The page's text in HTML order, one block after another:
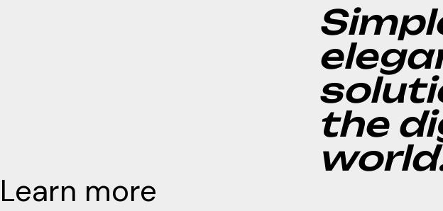
the
Learn more